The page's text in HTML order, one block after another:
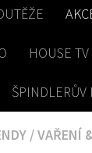
HOUSE TV
ŠPINDLERŮV
/VAŘENÍ